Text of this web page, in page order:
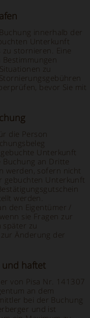
innerhalb der
Unterkunft
zu stornieren. Eine
zu
bevor Sie mit
die Person
Unterkunft
an Dritte
werden, sofern nicht
gebuchten Unterkunft
werden.
den Eigentümer /
sie Fragen zur
später zu
Änderung der
haftet
von Pisa Nr. 141307
an dem
bei der Buchung
und ist